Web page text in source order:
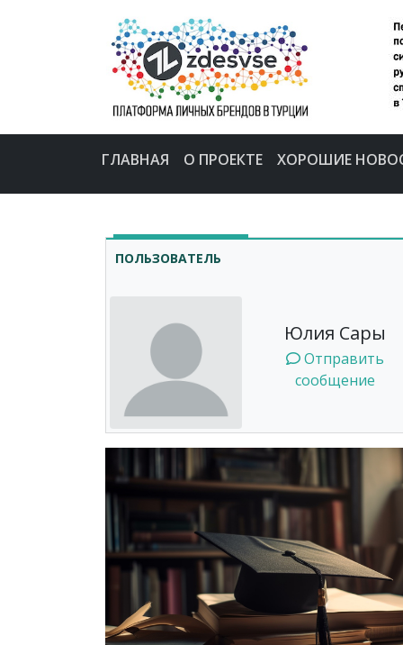
ГЛАВНАЯ О ПРОЕКТЕ ХОРОШИЕ
ПОЛЬЗОВАТЕЛЬ
Юлия Сары
Отправить
сообщение